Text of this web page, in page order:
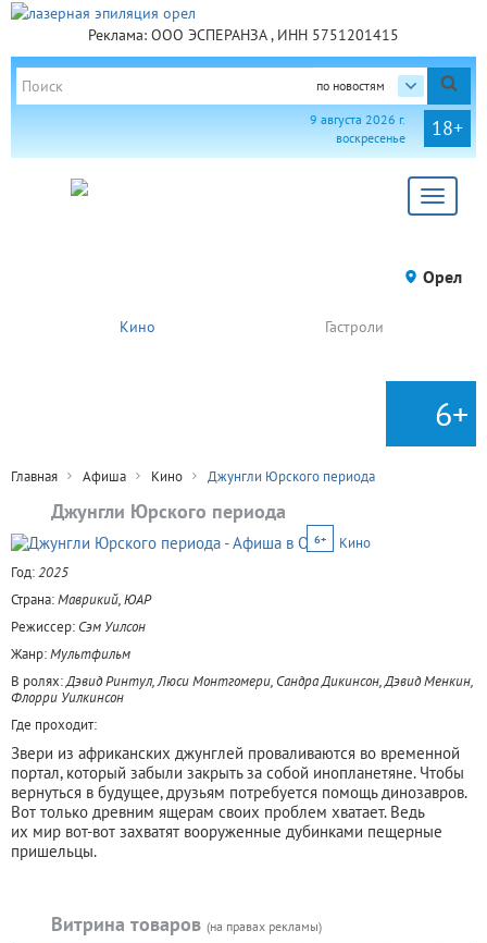
Реклама: ООО ЭСПЕРАНЗА , ИНН 5751201415
по новостям
18+
9 августа 2026 г.
воскресенье
Toggle
Орел
Кино Гастроли
6+
Главная Афиша Кино Джунгли Юрского периода
Джунгли Юрского периода
6+
Кино
Год:2025
Страна:Маврикий, ЮАР
Режиссер: Сэм Уилсон
Жанр:Мультфильм
В ролях:Дэвид Ринтул, Люси Монтгомери, Сандра Дикинсон, Дэвид Менкин,
Флорри Уилкинсон
Где проходит:
Звери из африканских джунглей проваливаются во временной
портал, который забыли закрыть за собой инопланетяне. Чтобы
вернуться в будущее, друзьям потребуется помощь динозавров.
Вот только древним ящерам своих проблем хватает. Ведь
их мир вот-вот захватят вооруженные дубинками пещерные
пришельцы.
Витрина товаров (на правах рекламы)